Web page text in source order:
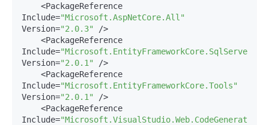
Include="Microsoft.AspNetCore.All"
Version="2.0.3"
/>
Include="Microsoft.EntityFrameworkCore.SqlServer"
Version="2.0.1"
/>
Include="Microsoft.EntityFrameworkCore.Tools"
Version="2.0.1"
/>
Include=